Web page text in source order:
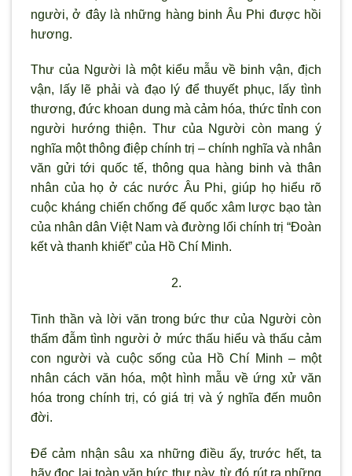
người, ở đây là những hàng binh Âu Phi được hồi
hương.
Thư của Người là một kiểu mẫu về binh vận, địch
vận, lấy lẽ phải và đạo lý để thuyết phục, lấy tình
thương, đức khoan dung mà cảm hóa, thức tỉnh con
người hướng thiện. Thư của Người còn mang ý
nghĩa một thông điệp chính trị – chính nghĩa và nhân
văn gửi tới quốc tế, thông qua hàng binh và thân
nhân của họ ở các nước Âu Phi, giúp họ hiểu rõ
cuộc kháng chiến chống đế quốc xâm lược bạo tàn
của nhân dân Việt Nam và đường lối chính trị “Đoàn
kết và thanh khiết” của Hồ Chí Minh.
2.
Tinh thần và lời văn trong bức thư của Người còn
thấm đẫm tình người ở mức thấu hiểu và thấu cảm
con người và cuộc sống của Hồ Chí Minh – một
nhân cách văn hóa, một hình mẫu về ứng xử văn
hóa trong chính trị, có giá trị và ý nghĩa đến muôn
đời.
Để cảm nhận sâu xa những điều ấy, trước hết, ta
hãy đọc lại toàn văn bức thư này, từ đó rút ra những